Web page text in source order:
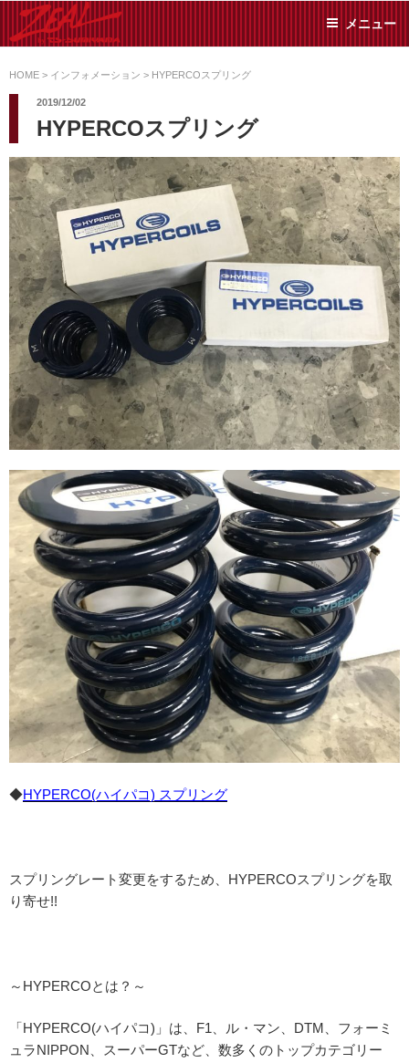
ン
ツ
ス
キ
ッ
プ
SUMIYAMA
た日常メンテから各種チ
ューニングまで、車に関
リーでお任せください!
メニュー
HOME > インフォメーション > HYPERCOスプリング
2019/12/02
HYPERCOスプリング
◆HYPERCO(ハイパコ) スプリング
スプリングレート変更をするため、HYPERCOスプリングを取
り寄せ!!
～HYPERCOとは？～
「HYPERCO(ハイパコ)」は、F1、ル・マン、DTM、フォーミ
ュラNIPPON、スーパーGTなど、数多くのトップカテゴリー